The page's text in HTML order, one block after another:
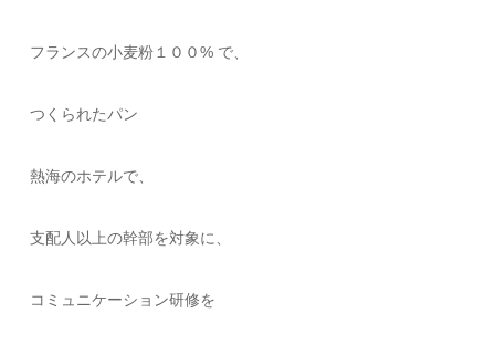
フランスの小麦粉１００% で、
つくられたパン
熱海のホテルで、
支配人以上の幹部を対象に、
コミュニケーション研修を